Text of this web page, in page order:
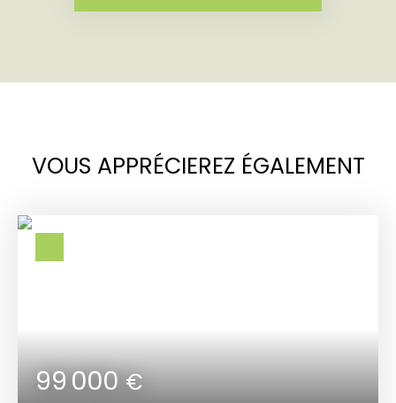
VOUS APPRÉCIEREZ ÉGALEMENT
99 000€